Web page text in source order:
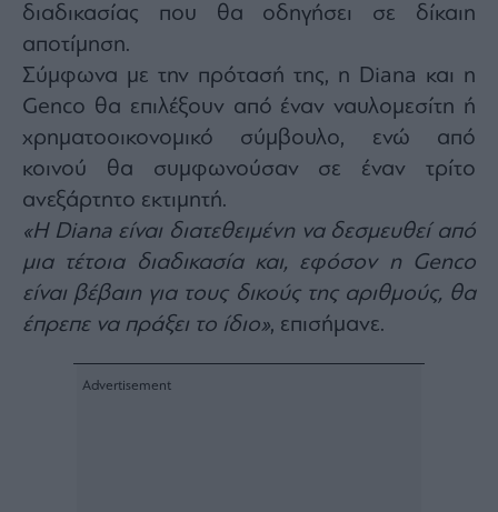
διαδικασίας που θα οδηγήσει σε δίκαιη
αποτίμηση.
Σύμφωνα με την πρότασή της, η Diana και η
Genco θα επιλέξουν από έναν ναυλομεσίτη ή
χρηματοοικονομικό σύμβουλο, ενώ από
κοινού θα συμφωνούσαν σε έναν τρίτο
ανεξάρτητο εκτιμητή.
«Η Diana είναι διατεθειμένη να δεσμευθεί από
μια τέτοια διαδικασία και, εφόσον η Genco
είναι βέβαιη για τους δικούς της αριθμούς, θα
έπρεπε να πράξει το ίδιο», επισήμανε.